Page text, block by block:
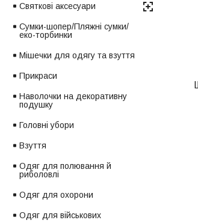
Святкові аксесуари
Сумки-шопер/Пляжні сумки/
еко-торбинки
Мішечки для одягу та взуття
Прикраси
Наволочки на декоративну
подушку
Головні убори
Взуття
Одяг для полювання й
риболовлі
Одяг для охорони
Одяг для військових